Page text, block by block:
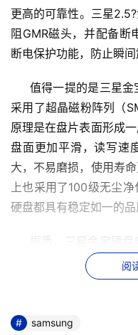
更高的可靠性。三星
阻GMR磁头，并配备断
值得一提的是三星金
采用了超晶磁粉阵列（
原理是在盘片表面形成
盘面更加平滑，读写速
大，不易磨损，使用寿
上也采用了100级无尘
据悉，三星金宝硬盘
阵金色旋风，已逐步成
金宝硬盘的逐渐流行，
硬盘才发起此次促销活
阅
samsung